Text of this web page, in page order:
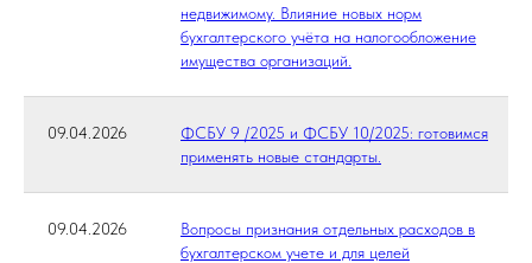
недвижимому. Влияние новых норм
бухгалтерского учёта на налогообложение
имущества организаций.
09.04.2026
ФСБУ 9 /2025 и ФСБУ 10/2025: готовимся
применять новые стандарты.
09.04.2026
Вопросы признания отдельных расходов в
бухгалтерском учете и для целей